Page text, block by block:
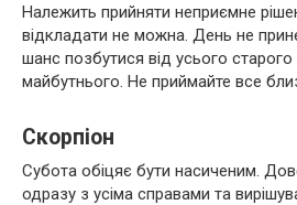
Належить прийняти неприємне
відкладати не можна. День не
шанс позбутися від усього старого
майбутнього. Не приймайте все
Скорпіон
Субота обіцяє бути насиченим.
одразу з усіма справами та